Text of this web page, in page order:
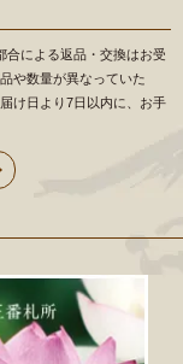
合による返品・交換はお受
や数量が異なっていた
け日より7日以内に、お手